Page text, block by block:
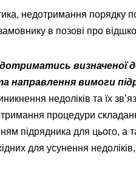
недотримання порядку
в позові про
визначеної
направлення вимоги
недоліків та їх
процедури
підрядника для цього, а
для усунення